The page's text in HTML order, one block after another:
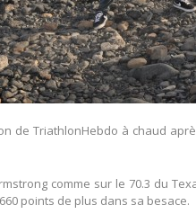
de TriathlonHebdo à chaud
comme sur le 70.3 du
points de plus dans sa besace.